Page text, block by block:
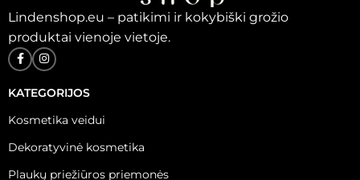
Lindenshop.eu – patikimi ir kokybiški grožio
produktai vienoje vietoje.
KATEGORIJOS
Kosmetika veidui
Dekoratyvinė kosmetika
Plaukų priežiūros priemonės